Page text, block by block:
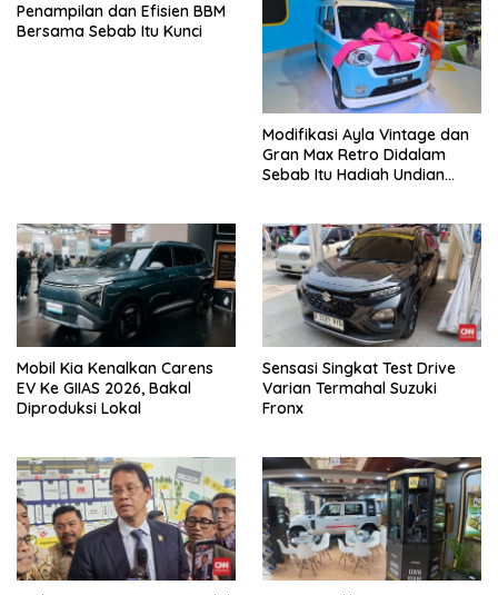
Penampilan dan Efisien BBM
Bersama Sebab Itu Kunci
Modifikasi Ayla Vintage dan
Gran Max Retro Didalam
Sebab Itu Hadiah Undian
Mobil Kia Kenalkan Carens
EV Ke GIIAS 2026, Bakal
Diproduksi Lokal
Sensasi Singkat Test Drive
Varian Termahal Suzuki
Fronx